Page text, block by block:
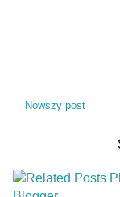
Nowszy post